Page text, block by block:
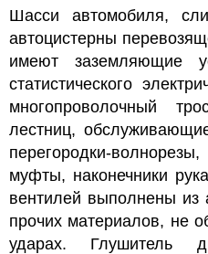
Шасси автомобиля,
автоцистерны
имеют заземляющие
статистического
многопроволочный
лестниц,
перегородки-
муфты, наконечники
вентилей выполнены
прочих материалов, не
ударах. Глушитель